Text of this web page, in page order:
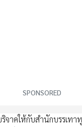
SPONSORED